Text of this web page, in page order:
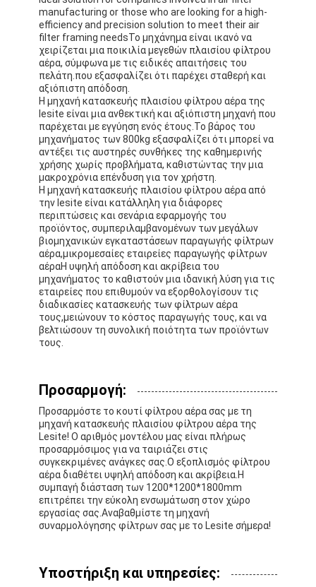
Αυτόματη μηχανή καρφώματος
Ημι αυτόματη μηχανή καρφώματος
Οξυγονοκολλητής πλαισίων
Φίλτρα Hepa κλιματισμού
φίλτρα εξαγνιστών αέρα
Φίλτρο τσαντών αργιλίου
Φίλτρο τσαντών σκόνης
Origami που διπλώνει τη μηχανή
υπερηχητική ράβοντας μηχανή
φίλτρο αέρα Μηχανή κατασκευής πλαισίων
Φίλτρο τσαντών Hepa
manufacturing or those who are looking for a high-
efficiency and precision solution to meet their air
filter framing needsΤο μηχάνημα είναι ικανό να
χειρίζεται μια ποικιλία μεγεθών πλαισίου φίλτρου
αέρα, σύμφωνα με τις ειδικές απαιτήσεις του
πελάτη.που εξασφαλίζει ότι παρέχει σταθερή και
αξιόπιστη απόδοση.
Η μηχανή κατασκευής πλαισίου φίλτρου αέρα της
lesite είναι μια ανθεκτική και αξιόπιστη μηχανή που
παρέχεται με εγγύηση ενός έτους.Το βάρος του
μηχανήματος των 800kg εξασφαλίζει ότι μπορεί να
αντέξει τις αυστηρές συνθήκες της καθημερινής
χρήσης χωρίς προβλήματα, καθιστώντας την μια
μακροχρόνια επένδυση για τον χρήστη.
Η μηχανή κατασκευής πλαισίου φίλτρου αέρα από
την lesite είναι κατάλληλη για διάφορες
περιπτώσεις και σενάρια εφαρμογής του
προϊόντος, συμπεριλαμβανομένων των μεγάλων
βιομηχανικών εγκαταστάσεων παραγωγής φίλτρων
αέρα,μικρομεσαίες εταιρείες παραγωγής φίλτρων
αέραΗ υψηλή απόδοση και ακρίβεια του
μηχανήματος το καθιστούν μια ιδανική λύση για τις
εταιρείες που επιθυμούν να εξορθολογίσουν τις
διαδικασίες κατασκευής των φίλτρων αέρα
τους,μειώνουν το κόστος παραγωγής τους, και να
βελτιώσουν τη συνολική ποιότητα των προϊόντων
τους.
Προσαρμογή:
Προσαρμόστε το κουτί φίλτρου αέρα σας με τη
μηχανή κατασκευής πλαισίου φίλτρου αέρα της
Lesite! Ο αριθμός μοντέλου μας είναι πλήρως
προσαρμόσιμος για να ταιριάζει στις
συγκεκριμένες ανάγκες σας.Ο εξοπλισμός φίλτρου
αέρα διαθέτει υψηλή απόδοση και ακρίβεια.Η
συμπαγή διάσταση των 1200*1200*1800mm
επιτρέπει την εύκολη ενσωμάτωση στον χώρο
εργασίας σας.Αναβαθμίστε τη μηχανή
συναρμολόγησης φίλτρων σας με το Lesite σήμερα!
Υποστήριξη και υπηρεσίες: